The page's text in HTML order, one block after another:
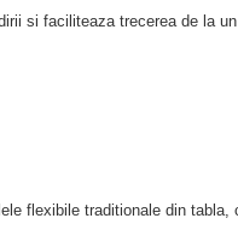
si faciliteaza trecerea de la un
flexibile traditionale din